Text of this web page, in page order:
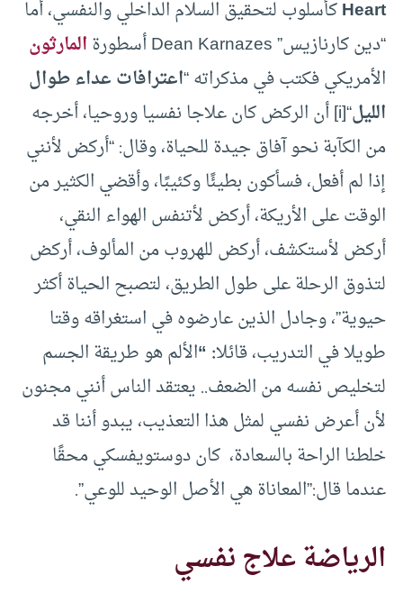
Heartكأسلوب لتحقيق السلام الداخلي والنفسي، أما
“دين كارنازيس” Dean Karnazes أسطورة
المارثون
الأمريكي فكتب في مذكراته “اعترافات عداء طوال
الليل “[i] أن الركض كان علاجا نفسيا وروحيا، أخرجه
من الكآبة نحو آفاق جيدة للحياة، وقال: “أركض لأنني
إذا لم أفعل، فسأكون بطيئًا وكئيبًا، وأقضي الكثير من
الوقت على الأريكة، أركض لأتنفس الهواء النقي،
أركض لأستكشف، أركض للهروب من المألوف، أركض
لتذوق الرحلة على طول الطريق، لتصبح الحياة أكثر
حيوية”، وجادل الذين عارضوه في استغراقه وقتا
طويلا في التدريب، قائلا: “الألم هو طريقة الجسم
لتخليص نفسه من الضعف.. يعتقد الناس أنني مجنون
لأن أعرض نفسي لمثل هذا التعذيب، يبدو أننا قد
خلطنا الراحة بالسعادة، كان دوستويفسكي محقًا
عندما قال:”المعاناة هي الأصل الوحيد للوعي”.
الرياضة علاج نفسي